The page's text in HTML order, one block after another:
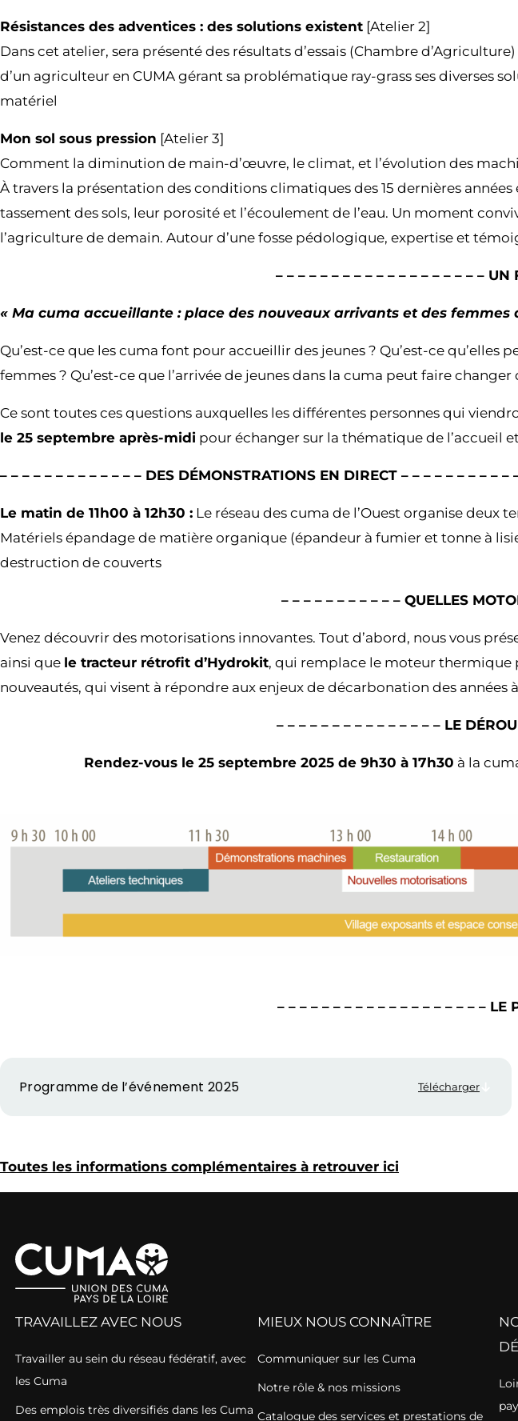
Résistances des adventices : des solutions existent [Atelier 2]
Dans cet atelier, sera présenté des résultats d’essais (Chambre
d’un agriculteur en CUMA gérant sa problématique ray-grass ses diverses
matériel
Mon sol sous pression [Atelier 3]
Comment la diminution de main-d’œuvre, le climat, et l’évolution des
À travers la présentation des conditions climatiques des 15 dernières
tassement des sols, leur porosité et l’écoulement de l’eau. Un moment
l’agriculture de demain. Autour d’une fosse pédologique, expertise et
– – – – – – – – – – – – – – – – – – –
« Ma cuma accueillante : place des nouveaux arrivants et des femmes
Qu’est-ce que les cuma font pour accueillir des jeunes ? Qu’est-ce
femmes ? Qu’est-ce que l’arrivée de jeunes dans la cuma peut faire
Ce sont toutes ces questions auxquelles les différentes personnes qui
le 25 septembre après-midi pour échanger sur la thématique de l’accueil
– – – – – – – – – – – – – DES DÉMONSTRATIONS EN DIRECT – – – – – – – – – –
Le matin de 11h00 à 12h30 : Le réseau des cuma de l’Ouest organise deux
Matériels épandage de matière organique (épandeur à fumier et tonne à
destruction de couverts
– – – – – – – – – – – QUELLES
Venez découvrir des motorisations innovantes. Tout d’abord, nous vous
ainsi que le tracteur rétrofit d’Hydrokit, qui remplace le moteur thermique
nouveautés, qui visent à répondre aux enjeux de décarbonation des années
– – – – – – – – – – – – – – – LE
Rendez-vous le 25 septembre 2025 de 9h30 à 17h30 à la
– – – – – – – – – – – – – – – – – – – LE
Programme de l’événement 2025 Télécharger
Toutes les informations complémentaires à retrouver ici
TRAVAILLEZ AVEC NOUS
Travailler au sein du réseau fédératif, avec
les Cuma
Des emplois très diversifiés dans les Cuma
MIEUX NOUS CONNAÎTRE
Communiquer sur les Cuma
Notre rôle & nos missions
Catalogue des services et prestations de